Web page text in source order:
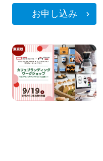
お申し込み